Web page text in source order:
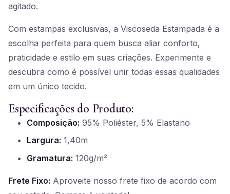
agitado.
Com estampas exclusivas, a Viscoseda Estampada é a
escolha perfeita para quem busca aliar conforto,
praticidade e estilo em suas criações. Experimente e
descubra como é possível unir todas essas qualidades
em um único tecido.
Especificações do Produto:
Composição: 95% Poliéster, 5% Elastano
Largura: 1,40m
Gramatura: 120g/m²
Frete Fixo: Aproveite nosso frete fixo de acordo com